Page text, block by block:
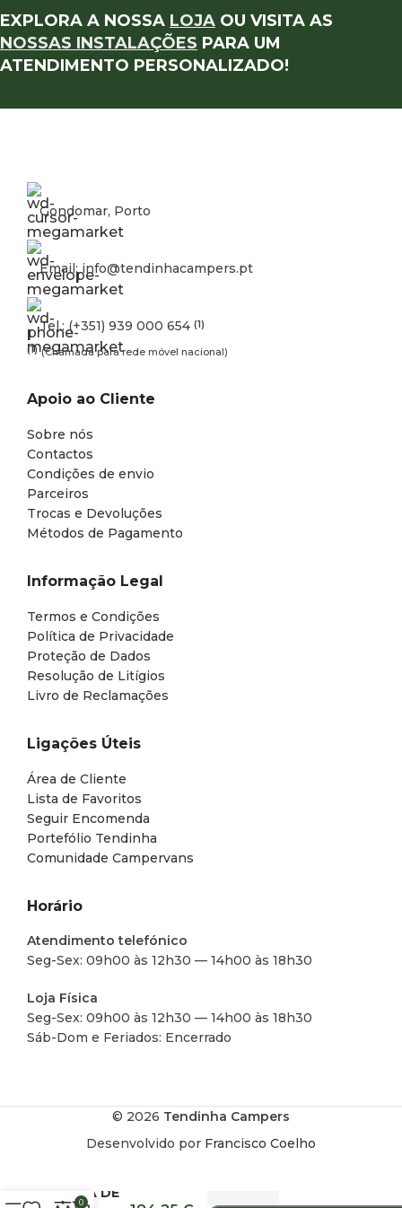
EXPLORA A NOSSA LOJA OU VISITA AS
NOSSAS INSTALAÇÕES PARA UM
ATENDIMENTO PERSONALIZADO!
Gondomar, Porto
Email: info@tendinhacampers.pt
Tel.: (+351) 939 000 654 (1)
(1) (Chamada para rede móvel nacional)
Apoio ao Cliente
Sobre nós
Contactos
Condições de envio
Parceiros
Trocas e Devoluções
Métodos de Pagamento
Informação Legal
Termos e Condições
Política de Privacidade
Proteção de Dados
Resolução de Litígios
Livro de Reclamações
Ligações Úteis
Área de Cliente
Lista de Favoritos
Seguir Encomenda
Portefólio Tendinha
Comunidade Campervans
Horário
Atendimento telefónico
Seg-Sex: 09h00 às 12h30 — 14h00 às 18h30
Loja Física
Seg-Sex: 09h00 às 12h30 — 14h00 às 18h30
Sáb-Dom e Feriados: Encerrado
© 2026 Tendinha Campers
Desenvolvido por Francisco Coelho
MESA DE
0